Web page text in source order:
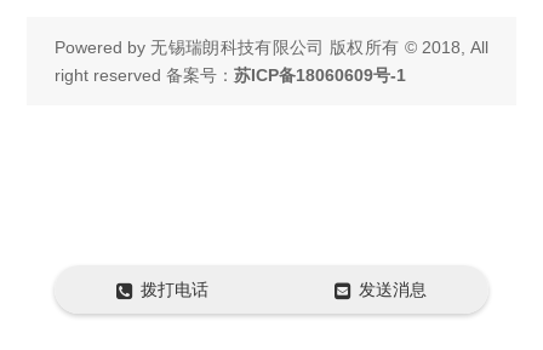
Powered by无锡瑞朗科技有限公司
版权所有 © 2018, All
right reserved 备案号： 苏ICP备18060609号-1
拨打电话 发送消息